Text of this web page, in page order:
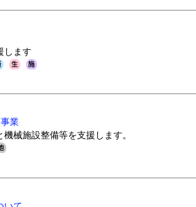
します
業
械施設整備等を支援します。